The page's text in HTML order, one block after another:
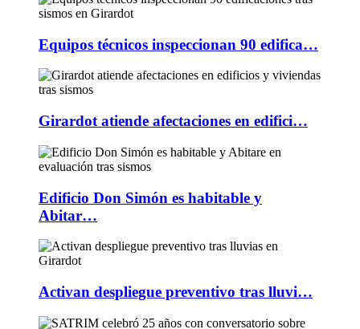
Equipos técnicos inspeccionan 90 edifica…
Girardot atiende afectaciones en edifici…
Edificio Don Simón es habitable y
Abitar…
Activan despliegue preventivo tras lluvi…